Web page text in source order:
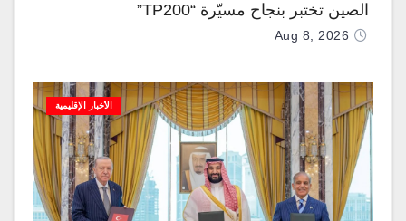
الصين تختبر بنجاح مسيّرة “TP200”
Aug 8, 2026
الأخبار الإقليمية